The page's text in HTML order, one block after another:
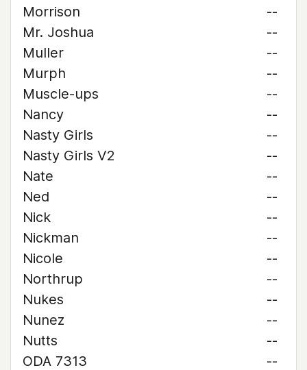
Morrison
--
Mr. Joshua
--
Muller
--
Murph
--
Muscle-ups
--
Nancy
--
Nasty Girls
--
Nasty Girls V2
--
Nate
--
Ned
--
Nick
--
Nickman
--
Nicole
--
Northrup
--
Nukes
--
Nunez
--
Nutts
--
ODA 7313
--